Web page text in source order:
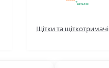
Щітки та щіткотримачі